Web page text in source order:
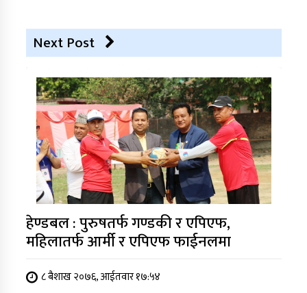
Next Post
हेण्डबल : पुरुषतर्फ गण्डकी र एपिएफ,
महिलातर्फ आर्मी र एपिएफ फाईनलमा
८ बैशाख २०७६, आईतवार १७:५४